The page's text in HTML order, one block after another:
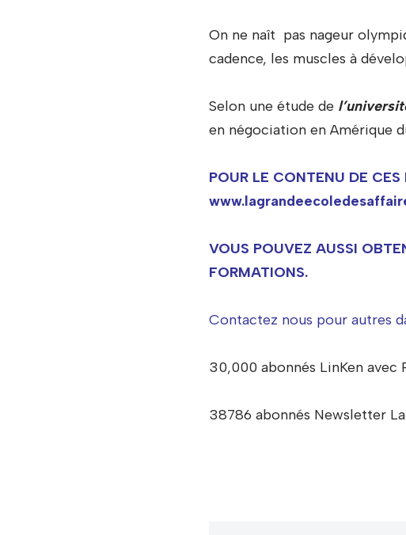
On ne naît pas nageur
cadence, les muscles à
Selon une étude de
en négociation en Amérique
POUR LE CONTENU DE
VOUS POUVEZ AUSSI
FORMATIONS.
Contactez nous pour autres
30,000 abonnés LinKen avec
38786 abonnés Newsletter